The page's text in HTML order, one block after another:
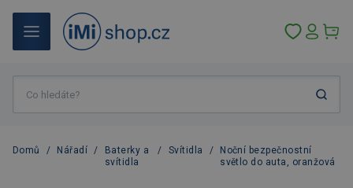
Domů / Nářadí /
Baterky a
svítidla
/ Svítidla /
Noční bezpečnostní
světlo do auta, oranžová